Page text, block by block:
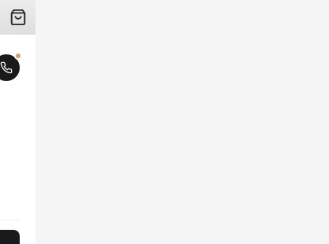
을 받아보실 수 있습니다.
서 특별한 에르메스 H 버클 벨트를 경험해보세요.